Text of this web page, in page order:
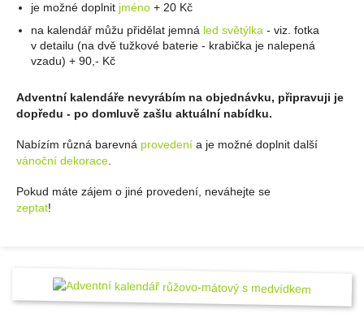
je možné doplnit jméno + 20 Kč
na kalendář můžu přidělat jemná led světýlka - viz. fotka
v detailu (na dvě tužkové baterie - krabička je nalepená
vzadu) + 90,- Kč
Adventní kalendáře nevyrábím na objednávku, připravuji je
dopředu - po domluvě zašlu aktuální nabídku.
Nabízím různá barevná provedení a je možné doplnit další
vánoční dekorace
Pokud máte zájem o jiné provedení, neváhejte se
zeptat!